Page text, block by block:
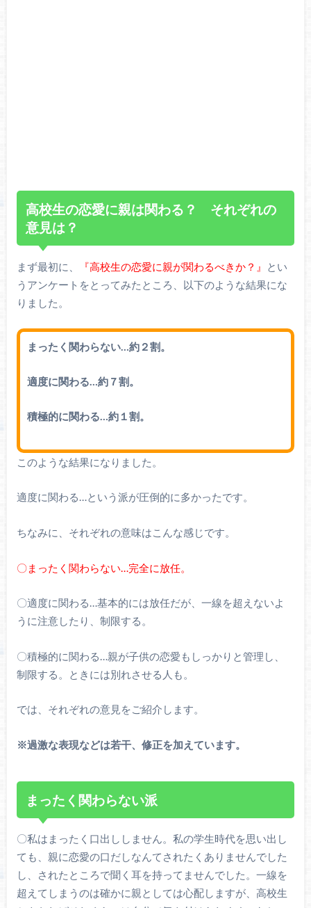
高校生の恋愛に親は関わる？ それぞれの
意見は？
まず最初に、 『高校生の恋愛に親が関わるべきか？』
とい
うアンケートをとってみたところ、以下のような結果にな
りました。
まったく関わらない…約２割。
適度に関わる…約７割。
積極的に関わる…約１割。
このような結果になりました。
適度に関わる…という派が圧倒的に多かったです。
ちなみに、それぞれの意味はこんな感じです。
〇まったく関わらない…完全に放任。
〇適度に関わる…基本的には放任だが、一線を超えないよ
うに注意したり、制限する。
〇積極的に関わる…親が子供の恋愛もしっかりと管理し、
制限する。ときには別れさせる人も。
では、それぞれの意見をご紹介します。
※過激な表現などは若干、修正を加えています。
まったく関わらない派
〇私はまったく口出ししません。私の学生時代を思い出し
ても、親に恋愛の口だしなんてされたくありませんでした
し、されたところで聞く耳を持ってませんでした。一線を
超えてしまうのは確かに親としては心配しますが、高校生